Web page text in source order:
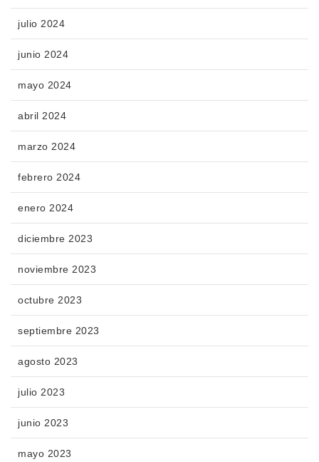
julio 2024
junio 2024
mayo 2024
abril 2024
marzo 2024
febrero 2024
enero 2024
diciembre 2023
noviembre 2023
octubre 2023
septiembre 2023
agosto 2023
julio 2023
junio 2023
mayo 2023